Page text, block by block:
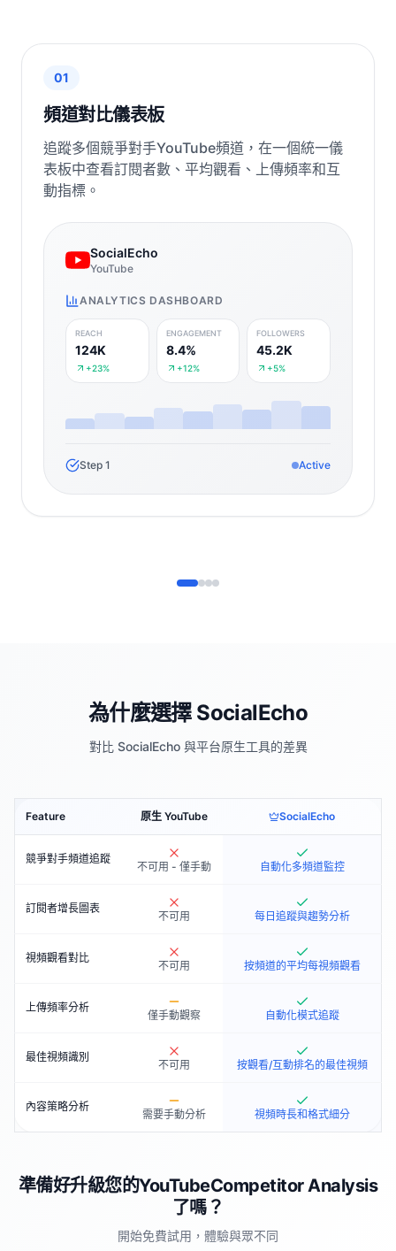
01
頻道對比儀表板
追蹤多個競爭對手YouTube頻道，在一個統一儀
表板中查看訂閱者數、平均觀看、上傳頻率和互
動指標。
SocialEcho
YouTube
ANALYTICS DASHBOARD
REACH
124K
+23%
ENGAGEMENT
8.4%
+12%
FOLLOWERS
45.2K
+5%
Step 1 Active
為什麼選擇 SocialEcho
對比 SocialEcho 與平台原生工具的差異
Feature 原生 YouTube SocialEcho
競爭對手頻道追蹤
不可用 - 僅手動 自動化多頻道監控
訂閱者增長圖表
不可用 每日追蹤與趨勢分析
視頻觀看對比
不可用 按頻道的平均每視頻觀看
上傳頻率分析
僅手動觀察 自動化模式追蹤
最佳視頻識別
不可用 按觀看/互動排名的最佳視頻
內容策略分析
需要手動分析 視頻時長和格式細分
準備好升級您的YouTubeCompetitor Analysis
了嗎？
開始免費試用，體驗與眾不同